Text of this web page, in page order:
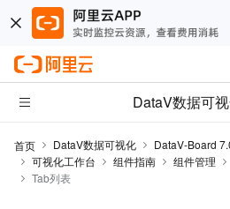
DataV数据可
首页 DataV数据可视化 DataV-Board
可视化工作台
组件指南 组件管理
Tab列表